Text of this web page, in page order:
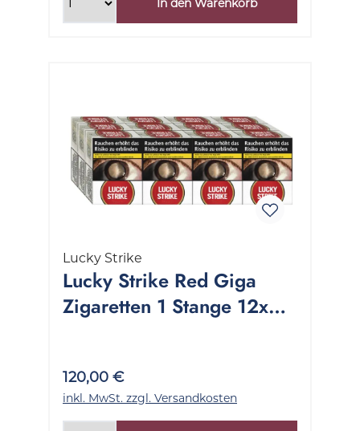
Lucky Strike
Lucky Strike Red Giga
Zigaretten 1 Stange 12x22
120,00 €
inkl. MwSt. zzgl. Versandkosten